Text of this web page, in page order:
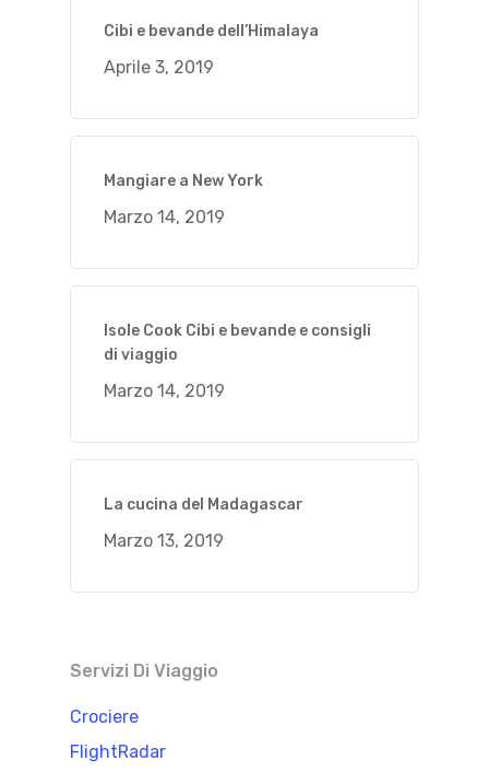
Cibi e bevande dell’Himalaya
Aprile 3, 2019
Mangiare a New York
Marzo 14, 2019
Isole Cook Cibi e bevande e consigli
di viaggio
Marzo 14, 2019
La cucina del Madagascar
Marzo 13, 2019
Servizi Di Viaggio
Crociere
FlightRadar